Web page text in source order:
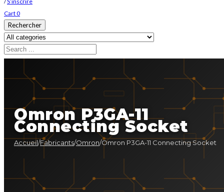
Cart0
Rechercher
Omron P3GA-11
Connecting Socket
Accueil/Fabricants/Omron/Omron P3GA-11 Connecting Socket